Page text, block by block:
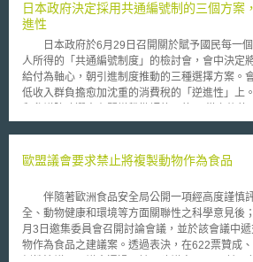
日本政府決定採用共通編號制的三個方案
進性
日本政府於6月29日召開關於賦予國民每一個
人所得的「共通編號制度」的檢討會，會中決定
給付為軸心，朝引進制度推動的三種選擇方案。
低收入群負擔愈加沈重的消費稅的「逆進性」上
意見後，到年底會將三種方案綜合為一案，以明
洩與侵害隱私權的憂慮。菅直人首相在檢討會中
使用的A案、用於稅務與社會保障的B案及用於大
使用範圍各自不同的三種方案。 也出現希望所賦予的新編號能與目前
正在使用中的「住民票號」能夠接軌的想法。利
所得情形，進而在增加消費稅之時，就有可能適
用現金補助。 消費稅是對包含生活必需品等大範圍的物品及服務課
歐盟議會要求禁止將複製動物作為食品
伴隨著歐洲食品安全局公開一項經高度謹慎
全、動物健康和環境等方面關聯性之科學意見後
月3日邀集委員會召開討論會議，並於該會議中
物作為食品之建議案。透過表決，在622票贊成